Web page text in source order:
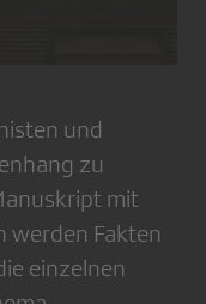
und
zu
mit
werden Fakten
einzelnen